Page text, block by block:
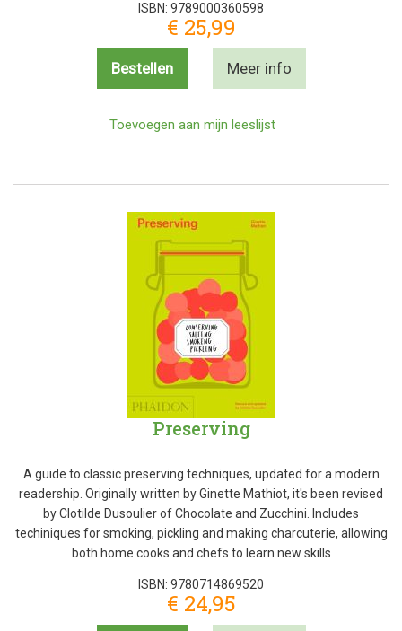
ISBN: 9789000360598
€ 25,99
Bestellen Meer info
Toevoegen aan mijn leeslijst
Preserving
A guide to classic preserving techniques, updated for a modern
readership. Originally written by Ginette Mathiot, it's been revised
by Clotilde Dusoulier of Chocolate and Zucchini. Includes
techiniques for smoking, pickling and making charcuterie, allowing
both home cooks and chefs to learn new skills
ISBN: 9780714869520
€ 24,95